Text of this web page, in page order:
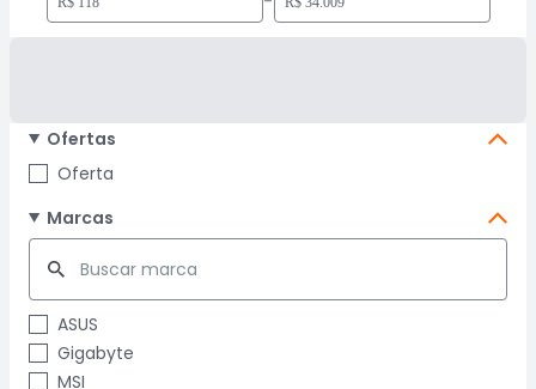
Ofertas
Oferta
Marcas
ASUS
Gigabyte
MSI